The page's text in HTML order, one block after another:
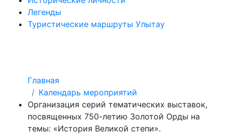
Легенды
Туристические маршруты Улытау
Главная
Календарь мероприятий
Организация серий тематических выставок,
посвященных 750-летию Золотой Орды на
темы: «История Великой степи».